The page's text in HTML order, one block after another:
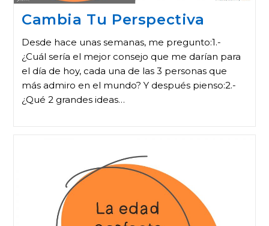
Cambia Tu Perspectiva
Desde hace unas semanas, me pregunto:1.-
¿Cuál sería el mejor consejo que me darían para
el día de hoy, cada una de las 3 personas que
más admiro en el mundo? Y después pienso:2.-
¿Qué 2 grandes ideas…